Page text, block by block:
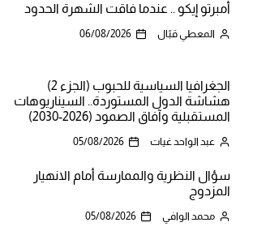
أمبرتو إيكو .. عندما فاقت الشهرة الحدود
المعطي قبّال 06/08/2026
الجغرافيا السياسية للحبوب (الجزء 2)
هشاشة الدول المستوردة.. السيناريوهات
المستقبلية وآفاق الصمود (2026-2030)
عبد الواحد غيات 05/08/2026
سؤال النظرية والممارسة أمام الانهيار
المزدوج
محمد الوافي 05/08/2026